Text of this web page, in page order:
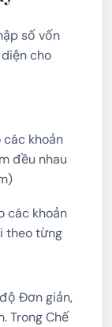
số vốn
cho
các khoản
đều nhau
các khoản
theo từng
Đơn giản,
Trong Chế